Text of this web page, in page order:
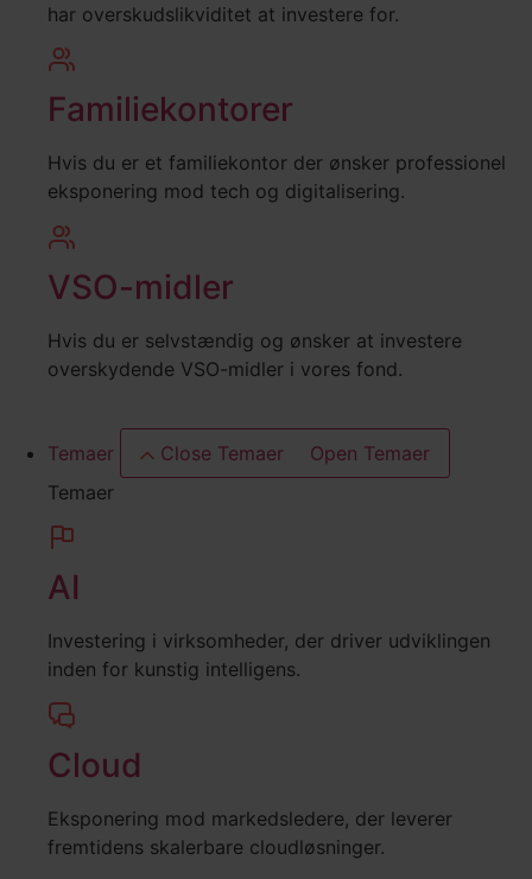
har overskudslikviditet at investere for.
Familiekontorer
Hvis du er et familiekontor der ønsker professionel
eksponering mod tech og digitalisering.
VSO-midler
Hvis du er selvstændig og ønsker at investere
overskydende VSO-midler i vores fond.
Temaer Close Temaer
Open Temaer
Temaer
AI
Investering i virksomheder, der driver udviklingen
inden for kunstig intelligens.
Cloud
Eksponering mod markedsledere, der leverer
fremtidens skalerbare cloudløsninger.